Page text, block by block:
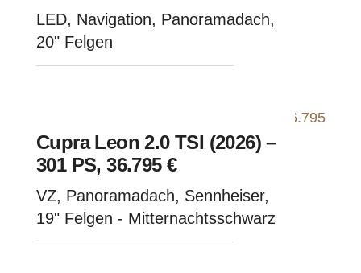
LED, Navigation, Panoramadach,
20" Felgen
Cupra Leon 2.0 TSI (2026) –
301 PS, 36.795 €
VZ, Panoramadach, Sennheiser,
19" Felgen - Mitternachtsschwarz